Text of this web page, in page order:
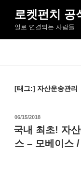
로
로켓펀치 공
일로 연결되는 사람들
[태그:] 자산운송관리
작
성
일
자
06/15/2018
국내 최초! 자
스 – 모베이스